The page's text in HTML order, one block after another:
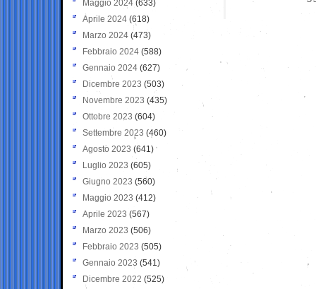
Maggio 2024 (633)
Aprile 2024 (618)
Marzo 2024 (473)
Febbraio 2024 (588)
Gennaio 2024 (627)
Dicembre 2023 (503)
Novembre 2023 (435)
Ottobre 2023 (604)
Settembre 2023 (460)
Agosto 2023 (641)
Luglio 2023 (605)
Giugno 2023 (560)
Maggio 2023 (412)
Aprile 2023 (567)
Marzo 2023 (506)
Febbraio 2023 (505)
Gennaio 2023 (541)
Dicembre 2022 (525)